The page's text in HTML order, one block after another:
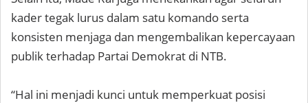
kader tegak lurus dalam satu komando serta
konsisten menjaga dan mengembalikan kepercayaan
publik terhadap Partai Demokrat di NTB.
“Hal ini menjadi kunci untuk memperkuat posisi